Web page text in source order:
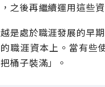
之後再繼續運用這些
是處於職涯發展的早
職涯資本上。當有些
把桶子裝滿」。